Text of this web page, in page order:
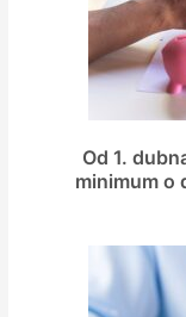
Od 1.
minimum o